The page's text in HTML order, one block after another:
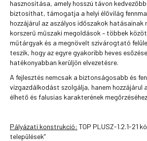
hasznosítása, amely hosszú távon
biztosíthat, támogatja a helyi élővilág
hozzájárul az aszályos időszakok hatásainak
korszerű műszaki megoldások – többek
műtárgyak és a megnövelt szivárogtató
teszik, hogy az egyre gyakoribb heves
hatékonyabban kerüljön elvezetésre.
A fejlesztés nemcsak a biztonságosabb és
vízgazdálkodást szolgálja, hanem hozzájárul
élhető és falusias karakterének
Pályázati konstrukció: TOP PLUSZ-1.2.1-21
települések”